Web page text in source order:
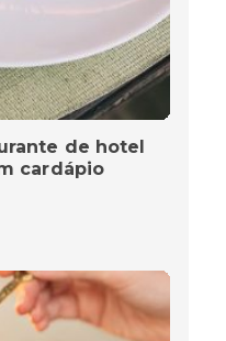
de hotel
cardápio